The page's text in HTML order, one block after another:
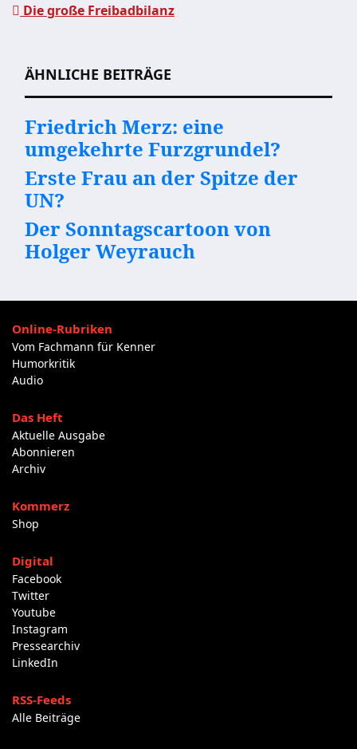
Beitragsnavigation
Die große Freibadbilanz
ÄHNLICHE BEITRÄGE
Friedrich Merz: eine
umgekehrte Furzgrundel?
Erste Frau an der Spitze der
UN?
Der Sonntagscartoon von
Holger Weyrauch
Online-Rubriken
Vom Fachmann für Kenner
Humorkritik
Audio
Das Heft
Aktuelle Ausgabe
Abonnieren
Archiv
Kommerz
Shop
Digital
Facebook
Twitter
Youtube
Instagram
Pressearchiv
LinkedIn
RSS-Feeds
Alle Beiträge